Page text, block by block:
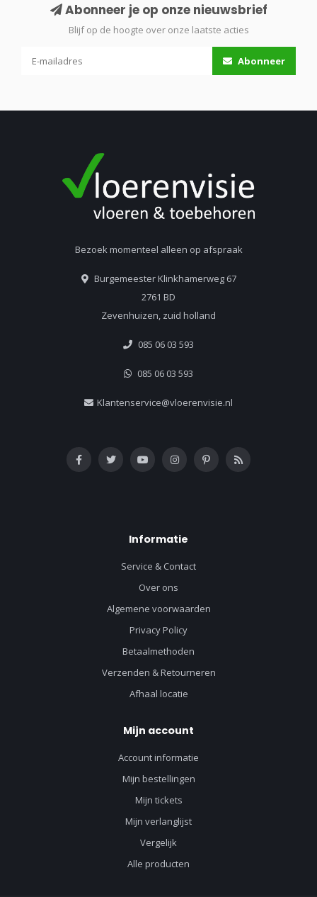
Abonneer je op onze nieuwsbrief
Blijf op de hoogte over onze laatste acties
Abonneer
Bezoek momenteel alleen op afspraak
Burgemeester Klinkhamerweg 67
2761 BD
Zevenhuizen, zuid holland
085 06 03 593
085 06 03 593
Klantenservice@vloerenvisie.nl
Informatie
Service & Contact
Over ons
Algemene voorwaarden
Privacy Policy
Betaalmethoden
Verzenden & Retourneren
Afhaal locatie
Mijn account
Account informatie
Mijn bestellingen
Mijn tickets
Mijn verlanglijst
Vergelijk
Alle producten